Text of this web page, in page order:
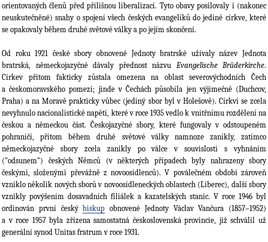
orientovaných členů před přílišnou liberalizací. Tyto obavy posilovaly i (nakonec
neuskutečněné) snahy o spojení všech českých evangelíků do jediné církve, které
se opakovaly během druhé světové války a po jejím skončení.
Od roku 1921 české sbory obnovené Jednoty bratrské užívaly název Jednota
bratrská, německojazyčné dávaly přednost názvu Evangelische Brüderkirche.
Církev přitom fakticky zůstala omezena na oblast severovýchodních Čech
a českomoravského pomezí; jinde v Čechách působila jen výjimečně (Duchcov,
Praha) a na Moravě prakticky vůbec (jediný sbor byl v Holešově). Církvi se zcela
nevyhnulo nacionalistické napětí, které v roce 1935 vedlo k vnitřnímu rozdělení na
českou a německou část. Českojazyčné sbory, které fungovaly v odstoupeném
pohraničí, přitom během druhé světové války namnoze zanikly, zatímco
německojazyčné sbory zcela zanikly po válce v souvislosti s vyhnáním
("odsunem") českých Němců (v některých případech byly nahrazeny sbory
českými, složenými převážně z novoosídlenců). V poválečném období zároveň
vzniklo několik nových sborů v novoosídleneckých oblastech (Liberec), další sbory
vznikly povýšením dosavadních filiálek a kazatelských stanic. V roce 1946 byl
ordinován první českýbiskup obnovené Jednoty Václav Vančura (1857–1952)
a v roce 1957 byla zřízena samostatná československá provincie, již schválil už
generální synod Unitas fratrum v roce 1931.